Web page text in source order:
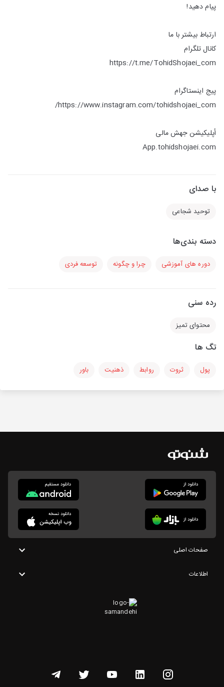
پیام دهید!
ارتباط بیشتر با ما
کانال تلگرام
https://t.me/TohidShojaei_com
پیج اینستاگرام
https://www.instagram.com/tohidshojaei_com/
أپلیکیشن جهش مالی
App.tohidshojaei.com
با صدای
توحید شجاعی
دسته بندی‌ها
دوره های آموزشی چرا و چگونه توسعه فردی
رده سنی
محتوای تمیز
تگ ها
پول ثروت روابط ذهنیت باور
صفحات اصلی
اطلاعات